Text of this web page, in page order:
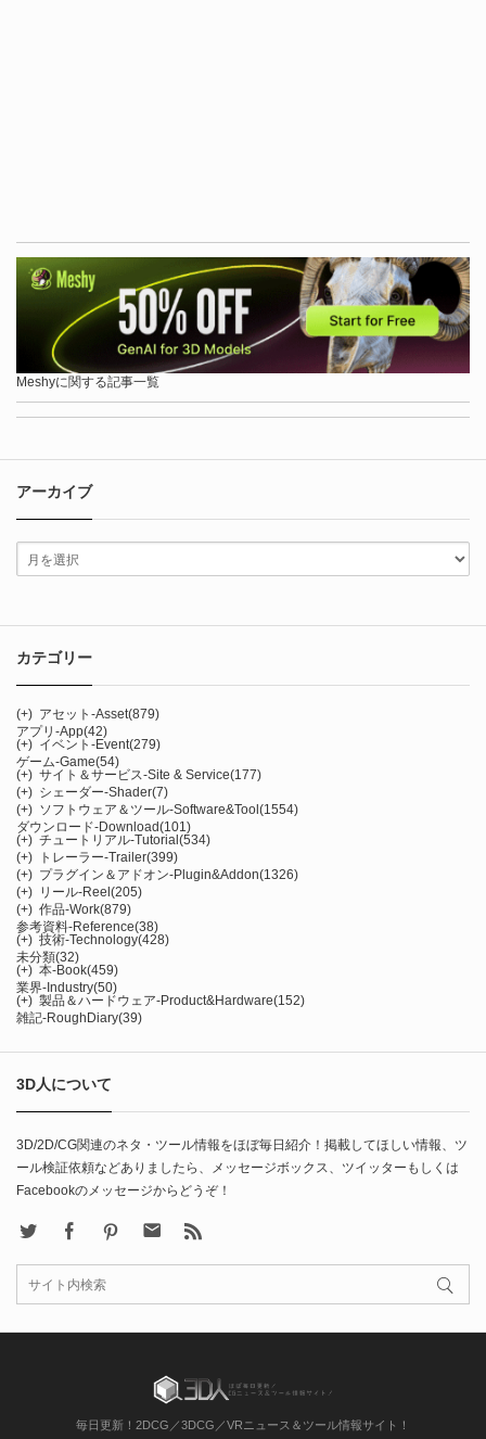
Meshyに関する記事一覧
アーカイブ
カテゴリー
(+) アセット-Asset(879)
アプリ-App(42)
(+) イベント-Event(279)
ゲーム-Game(54)
(+) サイト＆サービス-Site & Service(177)
(+) シェーダー-Shader(7)
(+) ソフトウェア＆ツール-Software&Tool (1554)
ダウンロード-Download(101)
(+) チュートリアル-Tutorial (534)
(+)
トレーラー-Trailer(399)
(+) プラグイン＆アドオン-Plugin&Addon(1326)
(+) リール-Reel (205)
(+) 作品-Work(879)
参考資料-Reference(38)
(+) 技術-Technology(428)
未分類(32)
(+) 本-Book(459)
業界-Industry(50)
(+) 製品＆ハードウェア-Product&Hardware(152)
雑記-RoughDiary(39)
3D人について
3D/2D/CG関連のネタ・ツール情報をほぼ毎日紹介！掲載してほしい情報、ツ
ール検証依頼などありましたら、メッセージボックス、ツイッターもしくは
Facebookのメッセージからどうぞ！
FacebookPinterest Contact
毎日更新！2DCG／3DCG／VRニュース＆ツール情報サイト！